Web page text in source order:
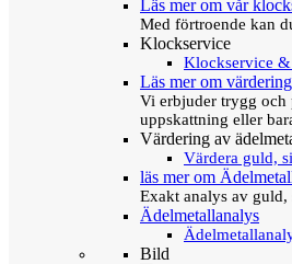
Läs mer om vår
Med förtroende kan
Klockservice
Klockservice
Läs mer om
Vi erbjuder trygg och
uppskattning eller
Värdering av
Värdera guld,
läs mer om
Exakt analys av
Ädelmetallanalys
Bild